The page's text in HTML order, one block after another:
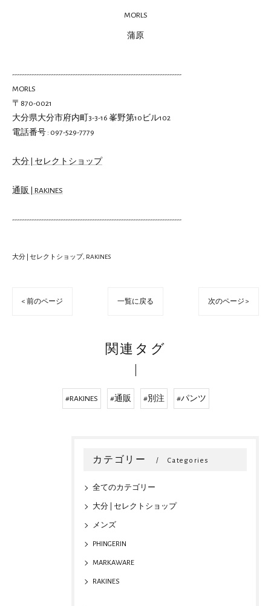
MORLS
蒲原
----------------------------------------------------------------------
MORLS
〒870-0021
大分県大分市府内町3-3-16 峯野第10ビル102
電話番号 : 097-529-7779
大分 | セレクトショップ
通販 | RAKINES
----------------------------------------------------------------------
大分 | セレクトショップ RAKINES
< 前のページ 一覧に戻る 次のページ >
関連タグ
#RAKINES #通販 #別注 #パンツ
カテゴリー Categories
全てのカテゴリー
大分 | セレクトショップ
メンズ
PHINGERIN
MARKAWARE
RAKINES